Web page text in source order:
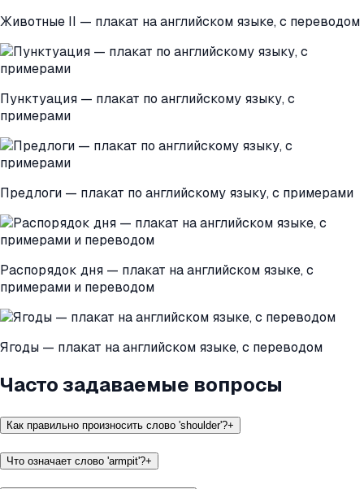
Животные II — плакат на английском языке, с переводом
Пунктуация — плакат по английскому языку, с
примерами
Предлоги — плакат по английскому языку, с примерами
Распорядок дня — плакат на английском языке, с
примерами и переводом
Ягоды — плакат на английском языке, с переводом
Часто задаваемые вопросы
Как правильно произносить слово 'shoulder'?+
Что означает слово 'armpit'?+